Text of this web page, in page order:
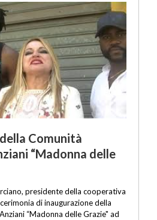
Comunità
“Madonna delle
presidente della cooperativa
di inaugurazione della
“Madonna delle Grazie" ad